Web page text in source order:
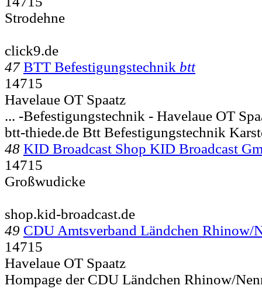
Strodehne
click9.de
47 BTT Befestigungstechnik btt
14715
Havelaue OT Spaatz
... -Befestigungstechnik - Havelaue OT
btt-thiede.de Btt Befestigungstechnik
48 KID Broadcast Shop KID Broadcast
14715
Großwudicke
shop.kid-broadcast.de
49 CDU Amtsverband Ländchen Rhinow/
14715
Havelaue OT Spaatz
Hompage der CDU Ländchen Rhinow/